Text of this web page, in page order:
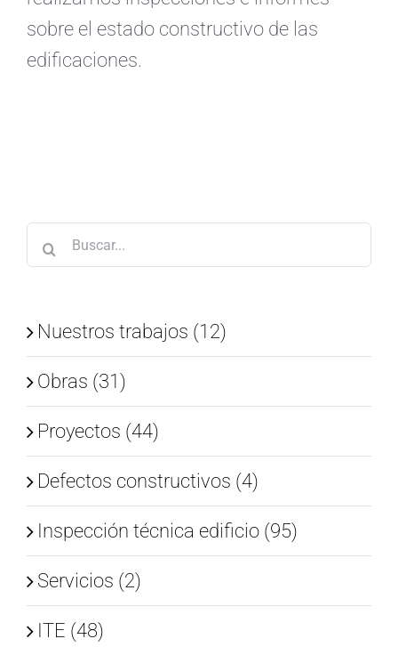
sobre el estado constructivo de las
edificaciones.
Buscar:
Nuestros trabajos (12)
Obras (31)
Proyectos (44)
Defectos constructivos (4)
Inspección técnica edificio (95)
Servicios (2)
ITE (48)